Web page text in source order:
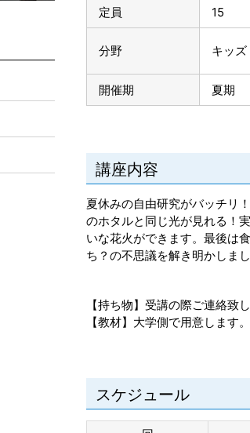
定員 15
分野 キッズ
開催期 夏期
講座内容
夏休みの自由研究がバッチリ
のホタルと同じ光が見れる！
いな花火ができます。最後は
ち？の不思議を解き明かしま
【持ち物】受講の際ご連絡致
【教材】大学側で用意します。
スケジュール